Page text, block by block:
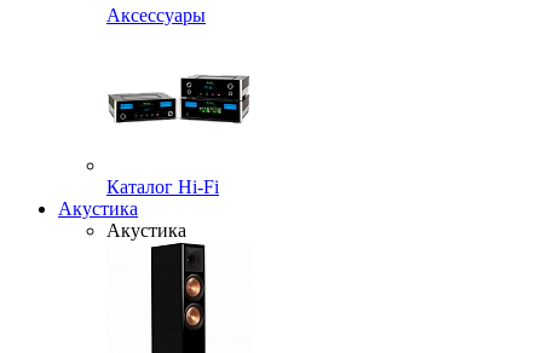
Аксессуары
Каталог Hi-Fi
Акустика
Акустика